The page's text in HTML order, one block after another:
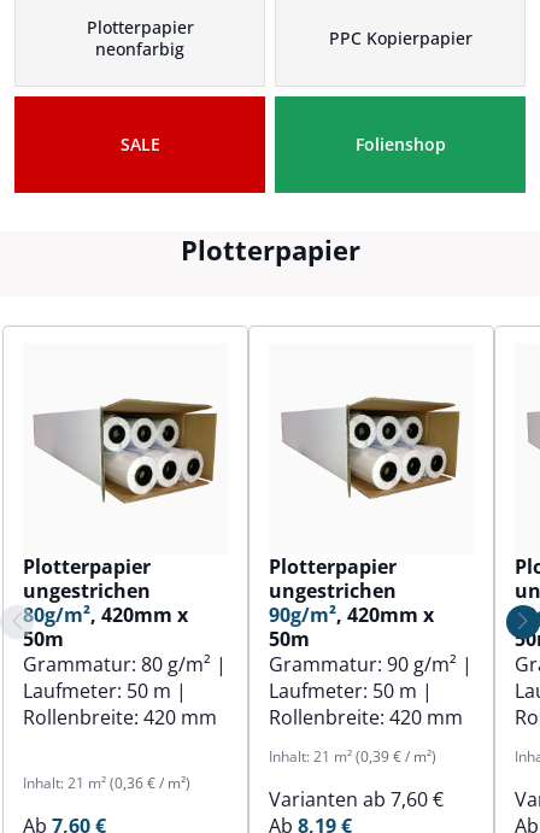
Plotterpapier
neonfarbig
PPC Kopierpapier
SALE Folienshop
Plotterpapier
Plotterpapier
ungestrichen
80g/m², 420mm x
50m
Grammatur: 80 g/m² |
Laufmeter: 50 m |
Rollenbreite: 420 mm
Inhalt: 21 m²(0,36 € / m²)
Ab 7,60 €
Plotterpapier
ungestrichen
90g/m², 420mm x
50m
Grammatur: 90 g/m² |
Laufmeter: 50 m |
Rollenbreite: 420 mm
Inhalt: 21 m²(0,39 € / m²)
Varianten ab 7,60 €
Ab 8,19 €